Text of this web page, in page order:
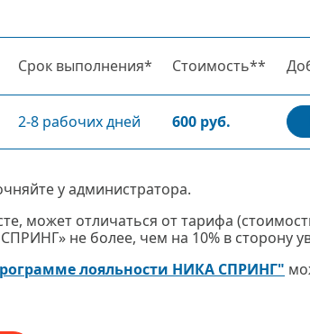
Срок выполнения* Стоимость**
2-8 рабочих дней 600 руб.
у администратора.
может отличаться от тарифа
не более, чем на 10% в сторону
лояльности НИКА СПРИНГ"